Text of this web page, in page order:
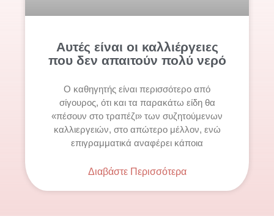
Αυτές είναι οι καλλιέργειες
που δεν απαιτούν πολύ νερό
Ο καθηγητής είναι περισσότερο από
σίγουρος, ότι και τα παρακάτω είδη θα
«πέσουν στο τραπέζι» των συζητούμενων
καλλιεργειών, στο απώτερο μέλλον, ενώ
επιγραμματικά αναφέρει κάποια
Διαβάστε Περισσότερα